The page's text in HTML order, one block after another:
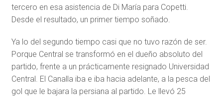
tercero en esa asistencia de Di María para Copetti.
Desde el resultado, un primer tiempo soñado.
Ya lo del segundo tiempo casi que no tuvo razón de ser.
Porque Central se transformó en el dueño absoluto del
partido, frente a un prácticamente resignado Universidad
Central. El Canalla iba e iba hacia adelante, a la pesca del
gol que le bajara la persiana al partido. Le llevó 25